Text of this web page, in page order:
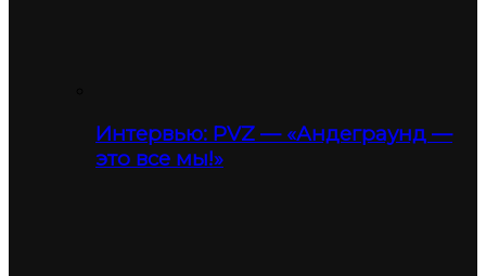
Интервью: PVZ — «Андеграунд —
это все мы!»